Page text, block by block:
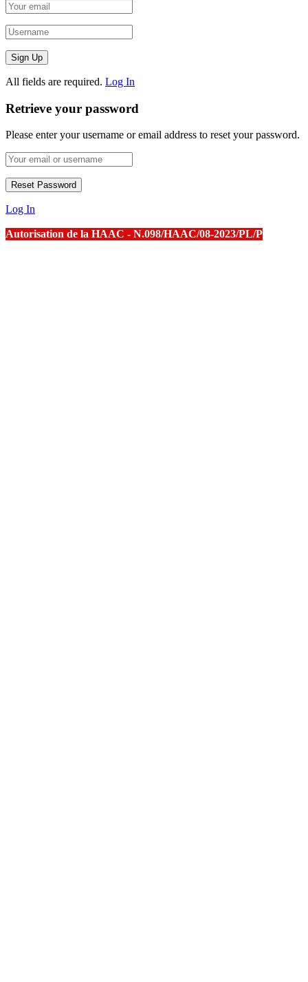
All fields are required. Log In
Retrieve your password
Please enter your username or email address to reset your password.
Log In
Autorisation de la HAAC - N.098/HAAC/08-2023/PL/P